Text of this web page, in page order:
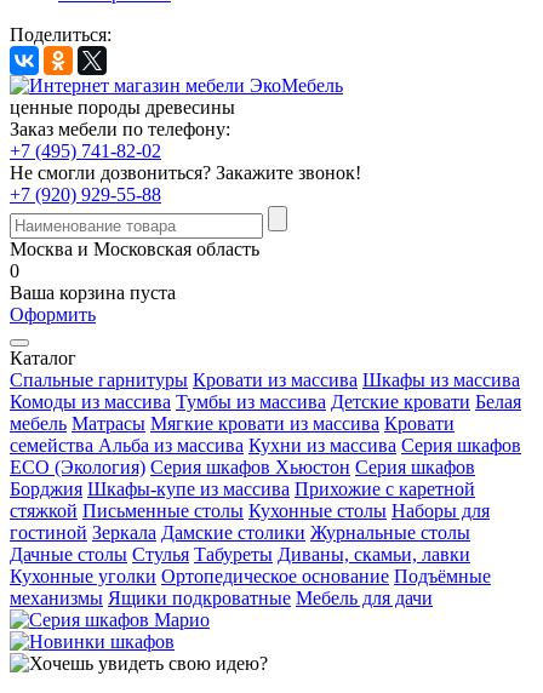
Поделиться:
ценные породы древесины
Заказ мебели по телефону:
+7 (495) 741-82-02
Не смогли дозвониться? Закажите звонок!
+7 (920) 929-55-88
Москва и Московская область
0
Ваша корзина пуста
Оформить
Каталог
Спальные гарнитуры Кровати из массива Шкафы из массива
Комоды из массива Тумбы из массива Детские кровати Белая
мебель Матрасы Мягкие кровати из массива Кровати
семейства Альба из массива Кухни из массива Серия шкафов
ECO (Экология) Серия шкафов Хьюстон Серия шкафов
Борджия Шкафы-купе из массива Прихожие с каретной
стяжкой Письменные столы Кухонные столы Наборы для
гостиной Зеркала Дамские столики Журнальные столы
Дачные столы Стулья Табуреты Диваны, скамьи, лавки
Кухонные уголки Ортопедическое основание Подъёмные
механизмы Ящики подкроватные Мебель для дачи